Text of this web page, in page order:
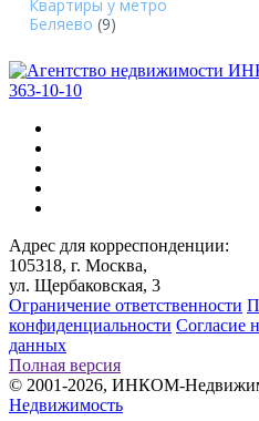
Квартиры у метро
Беляево (9)
363-10-10
Адрес для корреспонденции:
105318, г. Москва,
ул. Щербаковская, 3
Ограничение ответственности
конфиденциальности Согласие
данных
Полная версия
© 2001-2026, ИНКОМ-
Недвижимость